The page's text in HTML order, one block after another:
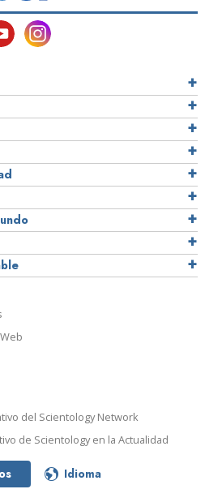
del Scientology Network
de Scientology en la Actualidad
Idioma